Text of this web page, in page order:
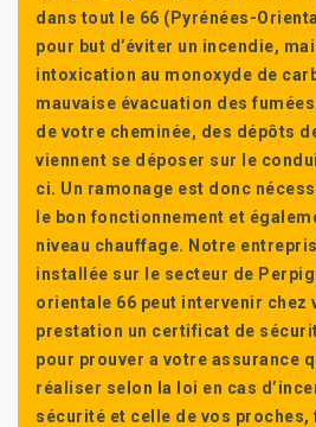
dans tout le 66 (Pyrénées-
pour but d’éviter un incendie,
intoxication au monoxyde de
mauvaise évacuation des
de votre cheminée, des dépôts
viennent se déposer sur le
ci. Un ramonage est donc
le bon fonctionnement et
niveau chauffage. Notre
installée sur le secteur de
orientale 66 peut intervenir chez
prestation un certificat de
pour prouver a votre assurance
réaliser selon la loi en cas
sécurité et celle de vos